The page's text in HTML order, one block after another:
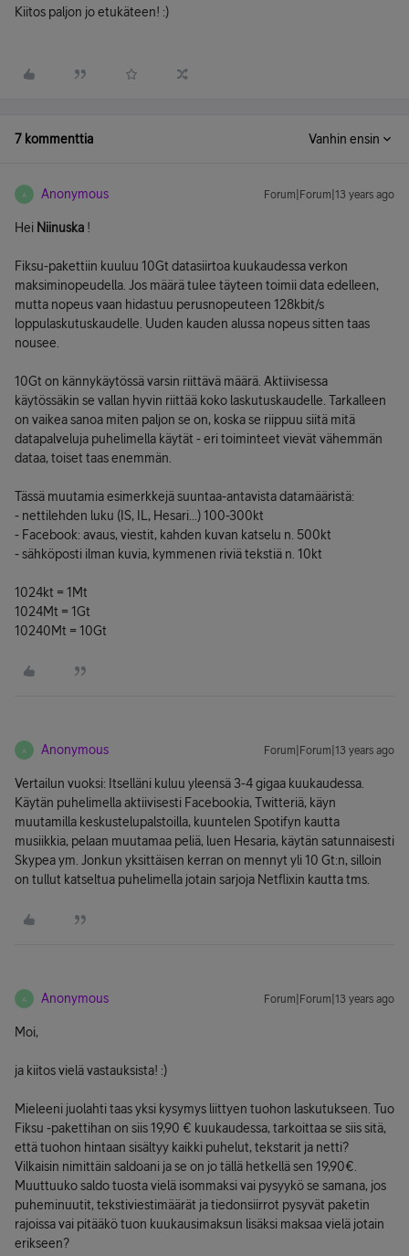
Kiitos paljon jo etukäteen! :)
7 kommenttia Vanhin ensin
A Anonymous Forum|Forum|13 years ago
Hei Niinuska !
Fiksu-pakettiin kuuluu 10Gt datasiirtoa kuukaudessa verkon
maksiminopeudella. Jos määrä tulee täyteen toimii data edelleen,
mutta nopeus vaan hidastuu perusnopeuteen 128kbit/s
loppulaskutuskaudelle. Uuden kauden alussa nopeus sitten taas
nousee.
10Gt on kännykäytössä varsin riittävä määrä. Aktiivisessa
käytössäkin se vallan hyvin riittää koko laskutuskaudelle. Tarkalleen
on vaikea sanoa miten paljon se on, koska se riippuu siitä mitä
datapalveluja puhelimella käytät - eri toiminteet vievät vähemmän
dataa, toiset taas enemmän.
Tässä muutamia esimerkkejä suuntaa-antavista datamääristä:
- nettilehden luku (IS, IL, Hesari...) 100-300kt
- Facebook: avaus, viestit, kahden kuvan katselu n. 500kt
- sähköposti ilman kuvia, kymmenen riviä tekstiä n. 10kt
1024kt = 1Mt
1024Mt = 1Gt
10240Mt = 10Gt
A Anonymous Forum|Forum|13 years ago
Vertailun vuoksi: Itselläni kuluu yleensä 3-4 gigaa kuukaudessa.
Käytän puhelimella aktiivisesti Facebookia, Twitteriä, käyn
muutamilla keskustelupalstoilla, kuuntelen Spotifyn kautta
musiikkia, pelaan muutamaa peliä, luen Hesaria, käytän satunnaisesti
Skypea ym. Jonkun yksittäisen kerran on mennyt yli 10 Gt:n, silloin
on tullut katseltua puhelimella jotain sarjoja Netflixin kautta tms.
A Anonymous Forum|Forum|13 years ago
Moi,
ja kiitos vielä vastauksista! :)
Mieleeni juolahti taas yksi kysymys liittyen tuohon laskutukseen. Tuo
Fiksu -pakettihan on siis 19,90 € kuukaudessa, tarkoittaa se siis sitä,
että tuohon hintaan sisältyy kaikki puhelut, tekstarit ja netti?
Vilkaisin nimittäin saldoani ja se on jo tällä hetkellä sen 19,90€.
Muuttuuko saldo tuosta vielä isommaksi vai pysyykö se samana, jos
puheminuutit, tekstiviestimäärät ja tiedonsiirrot pysyvät paketin
rajoissa vai pitääkö tuon kuukausimaksun lisäksi maksaa vielä jotain
erikseen?